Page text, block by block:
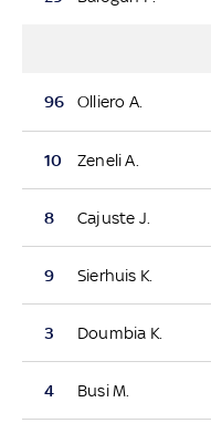
96 Olliero A.
10 Zeneli A.
8 Cajuste J.
9 Sierhuis K.
3 Doumbia K.
4 Busi M.